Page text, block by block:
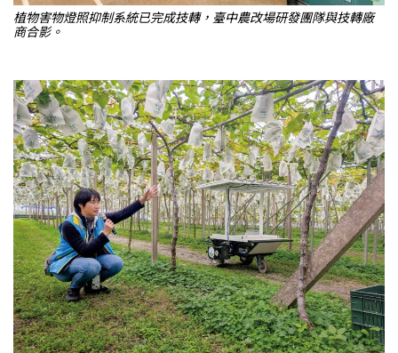
植物害物燈照抑制系統已完成技轉，臺中農改場研發團隊與技轉廠
商合影。